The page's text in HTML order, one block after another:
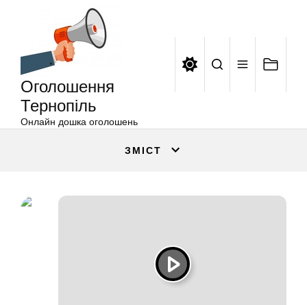
Оголошення
Тернопіль
Онлайн дошка оголошень
ЗМІСТ